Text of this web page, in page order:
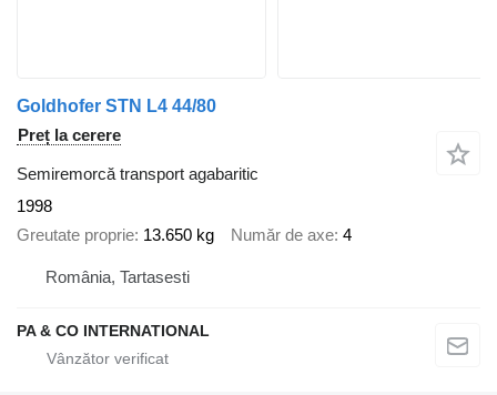
Goldhofer STN L4 44/80
Preț la cerere
Semiremorcă transport agabaritic
1998
Greutate proprie 13.650 kg Număr de axe 4
România, Tartasesti
PA & CO INTERNATIONAL